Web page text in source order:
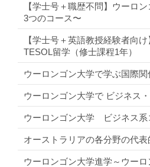
【学士号＋職歴不問】ウーロ
3つのコース〜
【学士号＋英語教授経験者向
TESOL留学（修士課程1年）
ウーロンゴン大学で学ぶ国際関
ウーロンゴン大学で ビジネス
ウーロンゴン大学 ビジネス系
オーストラリアの各分野の代
ウーロンゴン大学進学～ウー